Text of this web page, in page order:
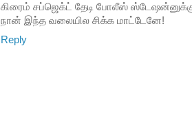
கிரைம் சப்ஜெக்ட் தேடி போலீஸ் ஸ்டேஷன்னுக்கு
நான் இந்த வலையில சிக்க மாட்டேனே!
Reply